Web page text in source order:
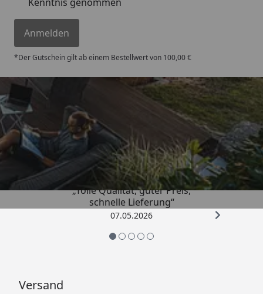
Anmelden
*Der Gutschein gilt ab einem Bestellwert von 100,00 €
Trusted Shops
4,67/ 5
„Tolle Qualität, guter Preis,
schnelle Lieferung“
07.05.2026
Versand